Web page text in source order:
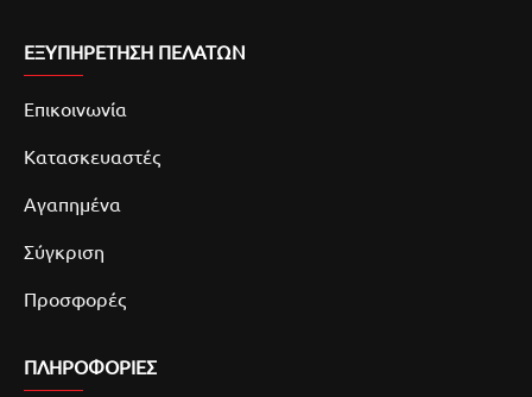
ΕΞΥΠΗΡΕΤΗΣΗ ΠΕΛΑΤΩΝ
Επικοινωνία
Κατασκευαστές
Αγαπημένα
Σύγκριση
Προσφορές
ΠΛΗΡΟΦΟΡΙΕΣ